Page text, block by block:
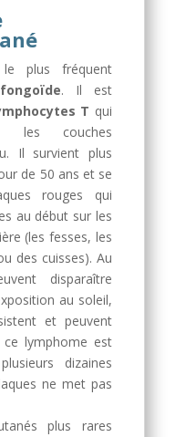
plus fréquent
. Il est
T qui
les couches
Il survient plus
de 50 ans et se
rouges qui
au début sur les
(les fesses, les
des cuisses). Au
disparaître
au soleil,
et peuvent
ce lymphome est
dizaines
ne met pas
plus rares